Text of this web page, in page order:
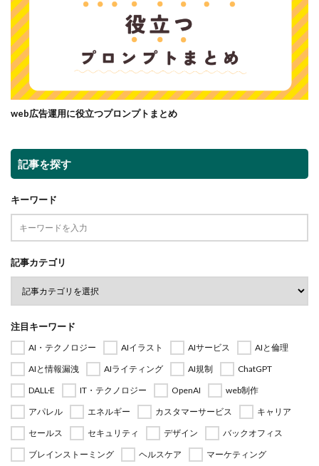
web広告運用に役立つプロンプトまとめ
記事を探す
キーワード
記事カテゴリ
注目キーワード
AI・テクノロジー AIイラスト AIサービス
AIと倫理
AIと情報漏洩
AIライティング AI規制
ChatGPT
DALL·E
IT・テクノロジー OpenAI
web制作
アパレル
エネルギー カスタマーサービス
キャリア
セールス
セキュリティ デザイン
バックオフィス
ブレインストーミング
ヘルスケア マーケティング